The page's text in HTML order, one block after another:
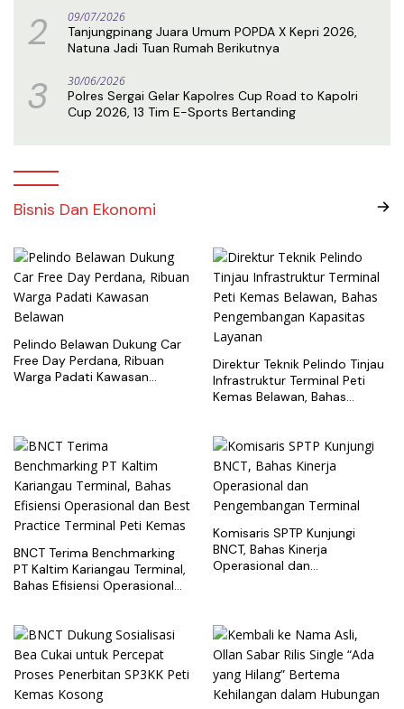
2 09/07/2026
Tanjungpinang Juara Umum POPDA X Kepri 2026,
Natuna Jadi Tuan Rumah Berikutnya
3 30/06/2026
Polres Sergai Gelar Kapolres Cup Road to Kapolri
Cup 2026, 13 Tim E-Sports Bertanding
Bisnis Dan Ekonomi
Pelindo Belawan Dukung Car
Free Day Perdana, Ribuan
Warga Padati Kawasan
Direktur Teknik Pelindo Tinjau
Infrastruktur Terminal Peti
Kemas Belawan, Bahas
BNCT Terima Benchmarking
PT Kaltim Kariangau Terminal,
Bahas Efisiensi Operasional
Komisaris SPTP Kunjungi
BNCT, Bahas Kinerja
Operasional dan